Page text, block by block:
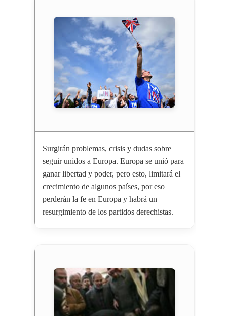
Surgirán problemas, crisis y dudas sobre
seguir unidos a Europa. Europa se unió para
ganar libertad y poder, pero esto, limitará el
crecimiento de algunos países, por eso
perderán la fe en Europa y habrá un
resurgimiento de los partidos derechistas.